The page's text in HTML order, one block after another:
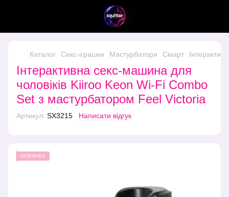
Каталог Секс-іграшки Мастурбатори Смарт
Інтерактивна секс-машина для
чоловіків Kiiroo Keon Wi-Fi Combo
Set з мастурбатором Feel Victoria
Артикул: SX3215 Написати відгук
НОВИНКА